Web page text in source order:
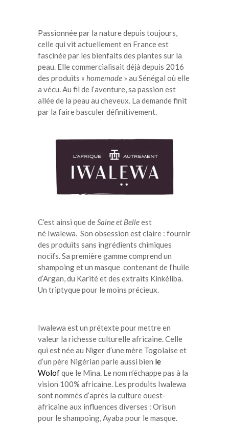
Passionnée par la nature depuis toujours,
celle qui vit actuellement en France est
fascinée par les bienfaits des plantes sur la
peau. Elle commercialisait déjà depuis 2016
des produits « homemade » au Sénégal où elle
a vécu. Au fil de l’aventure, sa passion est
allée de la peau au cheveux. La demande finit
par la faire basculer définitivement.
C’est ainsi que deSaine et Belleest
né Iwalewa. Son obsession est claire : fournir
des produits sans ingrédients chimiques
nocifs. Sa première gamme comprend un
shampoing et un masque contenant de l’huile
d’Argan, du Karité et des extraits Kinkéliba.
Un triptyque pour le moins précieux.
Iwalewa est un prétexte pour mettre en
valeur la richesse culturelle africaine. Celle
qui est née au Niger d’une mère Togolaise et
d’un père Nigérian parle aussi bien le
Wolofque le Mina. Le nom n’échappe pas à la
vision 100% africaine. Les produits Iwalewa
sont nommés d’après la culture ouest-
africaine aux influences diverses : Orisun
pour le shampoing, Ayaba pour le masque.